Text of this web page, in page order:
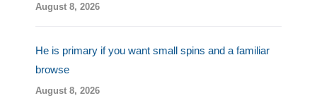
August 8, 2026
He is primary if you want small spins and a familiar
browse
August 8, 2026